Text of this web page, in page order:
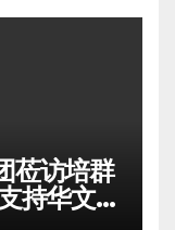
莅访培群
持华文教